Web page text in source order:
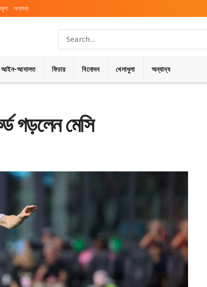
অন্যান্য
আইন-আদালত ফিচার বিনোদন খেলাধুলা অন্যান্য
গড়লেন মেসি